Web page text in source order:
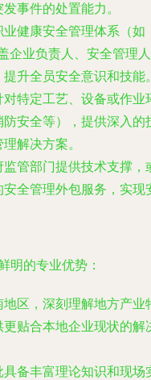
事件的处置能力。
业健康安全管理体系（如
企业负责人、安全管理人
升全员安全意识和技能
对特定工艺、设备或作业
安全等），提供深入的
解决方案。
监管部门提供技术支撑，
全管理外包服务，实现
明的专业优势：
地区，深刻理解地方产业
贴合本地企业现状的解
具备丰富理论知识和现场